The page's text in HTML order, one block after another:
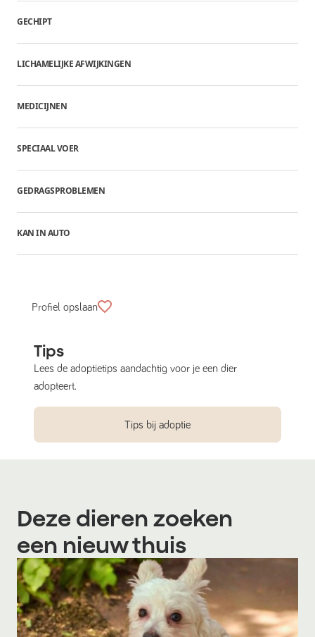
GECHIPT
LICHAMELIJKE AFWIJKINGEN
MEDICIJNEN
SPECIAAL VOER
GEDRAGSPROBLEMEN
KAN IN AUTO
Profiel opslaan
Tips
Lees de adoptietips aandachtig voor je een dier
adopteert.
Tips bij adoptie
Deze dieren zoeken
een nieuw thuis